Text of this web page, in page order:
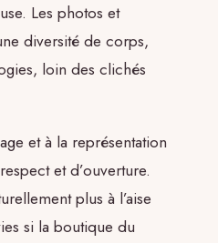
Les photos et
diversité de corps,
loin des clichés
et à la représentation
et d’ouverture.
plus à l’aise
si la boutique du